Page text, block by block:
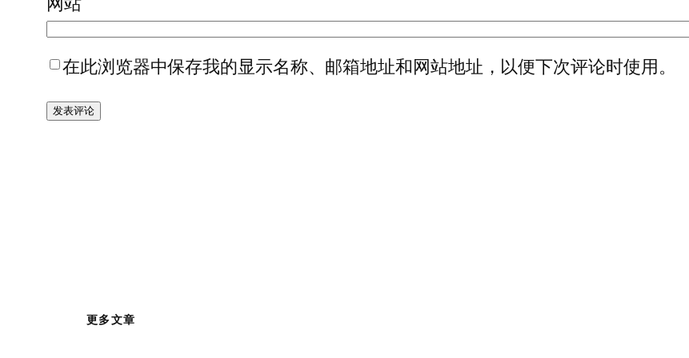
在此浏览器中保存我的显示名称、邮箱地址和网站地址，以便下次评论时使用。
更多文章